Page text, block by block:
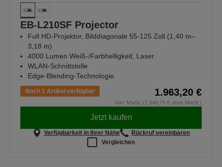
EB-L210SF Projector
Full HD-Projektor, Bilddiagonale 55-125 Zoll (1,40 m–
3,18 m)
4000 Lumen Weiß-/Farbhelligkeit, Laser
WLAN-Schnittstelle
Edge-Blending-Technologie
Noch 1 Artikel verfügbar 1.963,20 €
inkl. MwSt. (1.649,75 € ohne MwSt.)
Jetzt kaufen
Verfügbarkeit in Ihrer Nähe
Rückruf vereinbaren
Vergleichen